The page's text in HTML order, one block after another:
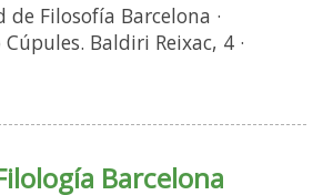
de Filosofía Barcelona ·
Baldiri Reixac, 4 ·
Barcelona